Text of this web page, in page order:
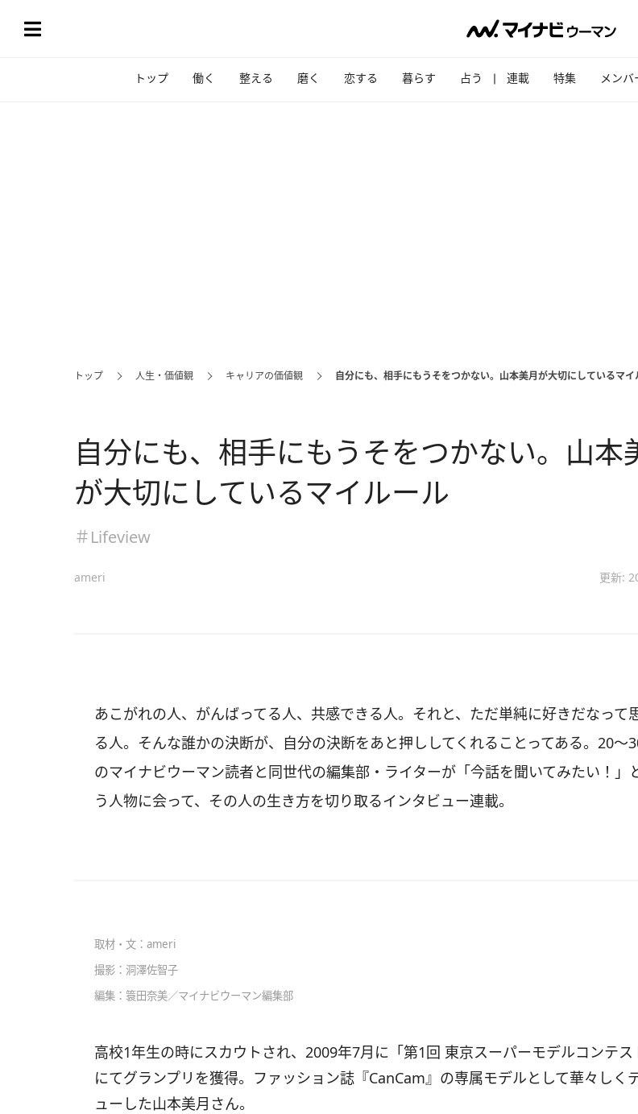
トップ 働く 整える 磨く 恋する 暮らす 占う 連載 特集 メンバ
トップ 人生・価値観 キャリアの価値観 自分にも、相手にもうそをつかない。山本美月が大切にしているマイ
自分にも、相手にもうそをつかない。山本
が大切にしているマイルール
＃Lifeview
ameri 更新:
あこがれの人、がんばってる人、共感できる人。それと、ただ単純に好きだなって
る人。そんな誰かの決断が、自分の決断をあと押ししてくれることってある。20～
のマイナビウーマン読者と同世代の編集部・ライターが「今話を聞いてみたい！」
う人物に会って、その人の生き方を切り取るインタビュー連載。
取材・文：ameri
撮影：洞澤佐智子
編集：簑田奈美／マイナビウーマン編集部
高校1年生の時にスカウトされ、2009年7月に「第1回 東京スーパーモデルコンテス
にてグランプリを獲得。ファッション誌『CanCam』の専属モデルとして華々しく
ューした山本美月さん。